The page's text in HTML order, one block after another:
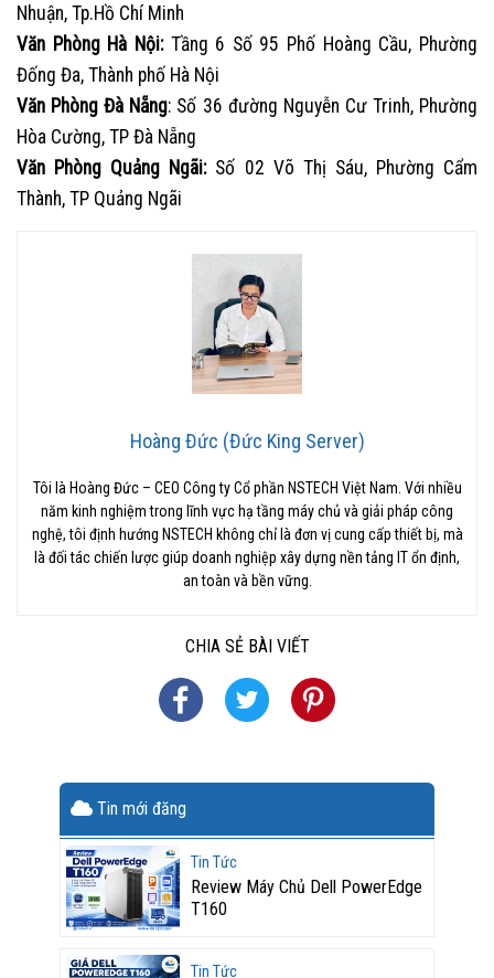
Nhuận, Tp.Hồ Chí Minh
Văn Phòng Hà Nội:Tầng 6 Số 95 Phố Hoàng Cầu, Phường
Đống Đa, Thành phố Hà Nội
Văn Phòng Đà Nẵng: Số 36 đường Nguyễn Cư Trinh, Phường
Hòa Cường, TP Đà Nẵng
Văn Phòng Quảng Ngãi:Số 02 Võ Thị Sáu, Phường Cẩm
Thành, TP Quảng Ngãi
Hoàng Đức (Đức King Server)
Tôi là Hoàng Đức – CEO Công ty Cổ phần NSTECH Việt Nam. Với nhiều
năm kinh nghiệm trong lĩnh vực hạ tầng máy chủ và giải pháp công
nghệ, tôi định hướng NSTECH không chỉ là đơn vị cung cấp thiết bị, mà
là đối tác chiến lược giúp doanh nghiệp xây dựng nền tảng IT ổn định,
an toàn và bền vững.
CHIA SẺ BÀI VIẾT
Tin mới đăng
Tin Tức
Review Máy Chủ Dell PowerEdge
T160
Tin Tức